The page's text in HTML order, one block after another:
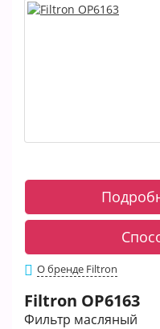
О бренде Filtron
Filtron OP6163
Фильтр масляный